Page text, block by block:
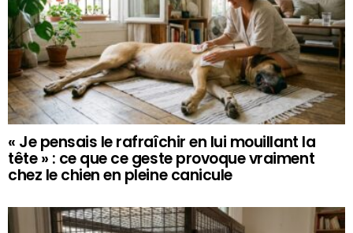
« Je pensais le rafraîchir en lui mouillant la
tête » : ce que ce geste provoque vraiment
chez le chien en pleine canicule